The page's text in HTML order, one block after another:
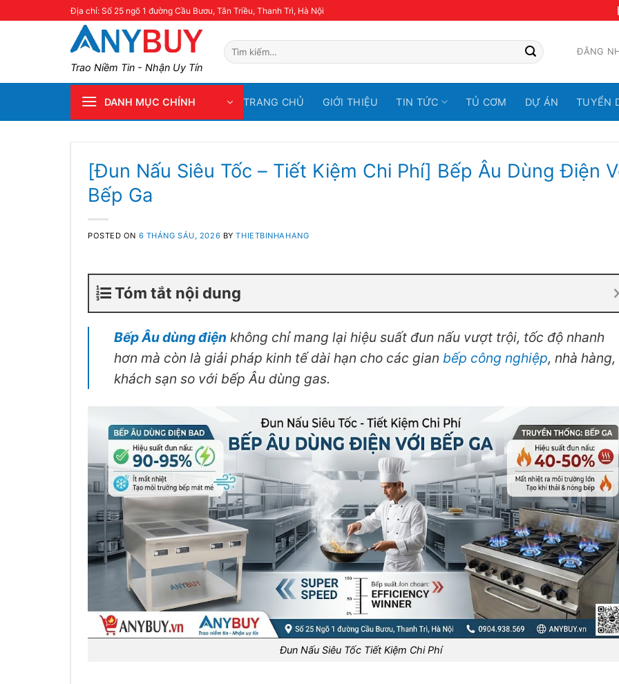
Địa chỉ: Số 25 ngõ 1 đường Cầu Bươu, Tân Triều, Thanh Trì, Hà Nội
Trao Niềm Tin - Nhận Uy Tín
Tìm
kiếm:
ĐĂNG
DANH MỤC CHÍNH TRANG CHỦ GIỚI THIỆU TIN TỨC TỦ CƠM DỰ ÁN TUYỂN
[Đun Nấu Siêu Tốc – Tiết Kiệm Chi Phí] Bếp Âu Dùng Điện
Bếp Ga
POSTED ON 6 THÁNG SÁU, 2026 BYTHIETBINHAHANG
Tóm tắt nội dung
Bếp Âu dùng điện không chỉ mang lại hiệu suất đun nấu vượt trội, tốc độ nhanh
hơn mà còn là giải pháp kinh tế dài hạn cho các gian bếp công nghiệp, nhà hàng,
khách sạn so với bếp Âu dùng gas.
Đun Nấu Siêu Tốc Tiết Kiệm Chi Phí